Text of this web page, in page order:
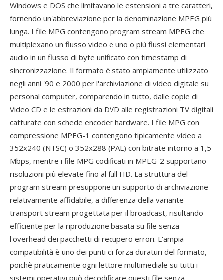
Windows e DOS che limitavano le estensioni a tre caratteri,
fornendo un'abbreviazione per la denominazione MPEG più
lunga. I file MPG contengono program stream MPEG che
multiplexano un flusso video e uno o più flussi elementari
audio in un flusso di byte unificato con timestamp di
sincronizzazione. Il formato è stato ampiamente utilizzato
negli anni '90 e 2000 per l'archiviazione di video digitale su
personal computer, comparendo in tutto, dalle copie di
Video CD e le estrazioni da DVD alle registrazioni TV digitali
catturate con schede encoder hardware. I file MPG con
compressione MPEG-1 contengono tipicamente video a
352x240 (NTSC) o 352x288 (PAL) con bitrate intorno a 1,5
Mbps, mentre i file MPG codificati in MPEG-2 supportano
risoluzioni più elevate fino al full HD. La struttura del
program stream presuppone un supporto di archiviazione
relativamente affidabile, a differenza della variante
transport stream progettata per il broadcast, risultando
efficiente per la riproduzione basata su file senza
l'overhead dei pacchetti di recupero errori. L'ampia
compatibilità è uno dei punti di forza duraturi del formato,
poichè praticamente ogni lettore multimediale su tutti i
sistemi operativi può decodificare questi file senza